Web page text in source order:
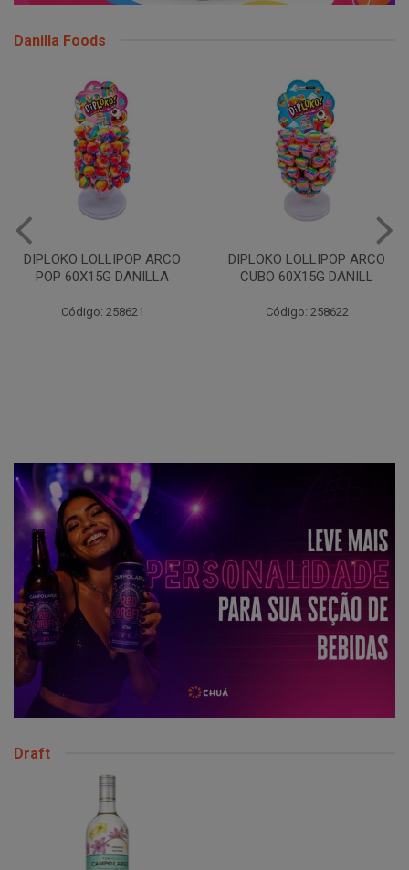
Danilla Foods
DIPLOKO LOLLIPOP ARCO
POP 60X15G DANILLA
Código: 258621
DIPLOKO LOLLIPOP ARCO
CUBO 60X15G DANILL
Código: 258622
Draft